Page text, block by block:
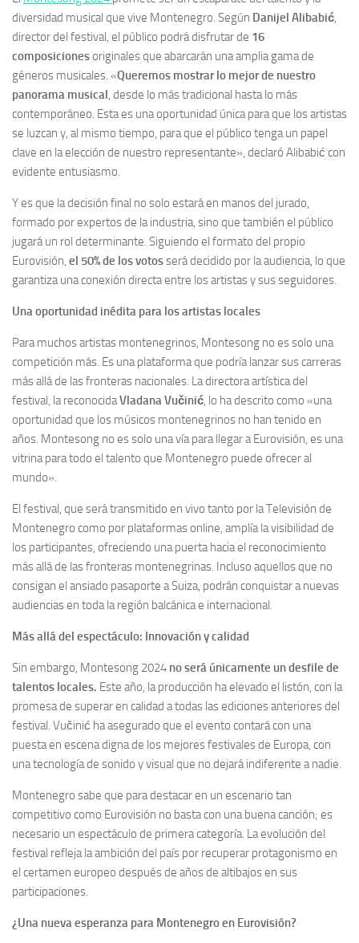
diversidad musical que vive Montenegro. Según Danijel Alibabić,
director del festival, el público podrá disfrutar de 16
composicionesoriginales que abarcarán una amplia gama de
géneros musicales. «Queremos mostrar lo mejor de nuestro
panorama musical, desde lo más tradicional hasta lo más
contemporáneo. Esta es una oportunidad única para que los artistas
se luzcan y, al mismo tiempo, para que el público tenga un papel
clave en la elección de nuestro representante», declaró Alibabić con
evidente entusiasmo.
Y es que la decisión final no solo estará en manos del jurado,
formado por expertos de la industria, sino que también el público
jugará un rol determinante. Siguiendo el formato del propio
Eurovisión, el 50% de los votosserá decidido por la audiencia, lo que
garantiza una conexión directa entre los artistas y sus seguidores.
Una oportunidad inédita para los artistas locales
Para muchos artistas montenegrinos, Montesong no es solo una
competición más. Es una plataforma que podría lanzar sus carreras
más allá de las fronteras nacionales. La directora artística del
festival, la reconocidaVladana Vučinić, lo ha descrito como «una
oportunidad que los músicos montenegrinos no han tenido en
años. Montesong no es solo una vía para llegar a Eurovisión, es una
vitrina para todo el talento que Montenegro puede ofrecer al
mundo».
El festival, que será transmitido en vivo tanto por la Televisión de
Montenegro como por plataformas online, amplía la visibilidad de
los participantes, ofreciendo una puerta hacia el reconocimiento
más allá de las fronteras montenegrinas. Incluso aquellos que no
consigan el ansiado pasaporte a Suiza, podrán conquistar a nuevas
audiencias en toda la región balcánica e internacional.
Más allá del espectáculo: Innovación y calidad
Sin embargo, Montesong 2024 no será únicamente un desfile de
talentos locales. Este año, la producción ha elevado el listón, con la
promesa de superar en calidad a todas las ediciones anteriores del
festival. Vučinić ha asegurado que el evento contará con una
puesta en escena digna de los mejores festivales de Europa, con
una tecnología de sonido y visual que no dejará indiferente a nadie.
Montenegro sabe que para destacar en un escenario tan
competitivo como Eurovisión no basta con una buena canción; es
necesario un espectáculo de primera categoría. La evolución del
festival refleja la ambición del país por recuperar protagonismo en
el certamen europeo después de años de altibajos en sus
participaciones.
¿Una nueva esperanza para Montenegro en Eurovisión?